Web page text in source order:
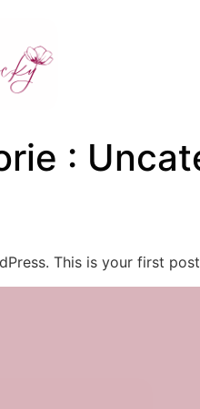
:
This is your first